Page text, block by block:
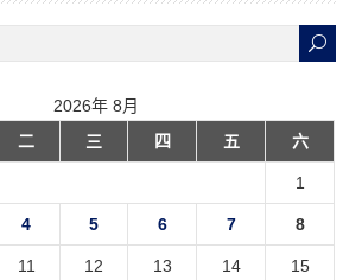
2026年 8月
二 三 四 五 六
1
4 5 6 7 8
11 12 13 14 15